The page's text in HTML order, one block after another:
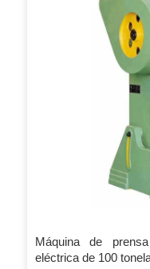
Máquina de
eléctrica de 100